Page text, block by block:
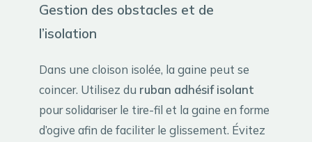
Gestion des obstacles et de
l’isolation
Dans une cloison isolée, la gaine peut se
coincer. Utilisez du ruban adhésif isolant
pour solidariser le tire-fil et la gaine en forme
d’ogive afin de faciliter le glissement. Évitez